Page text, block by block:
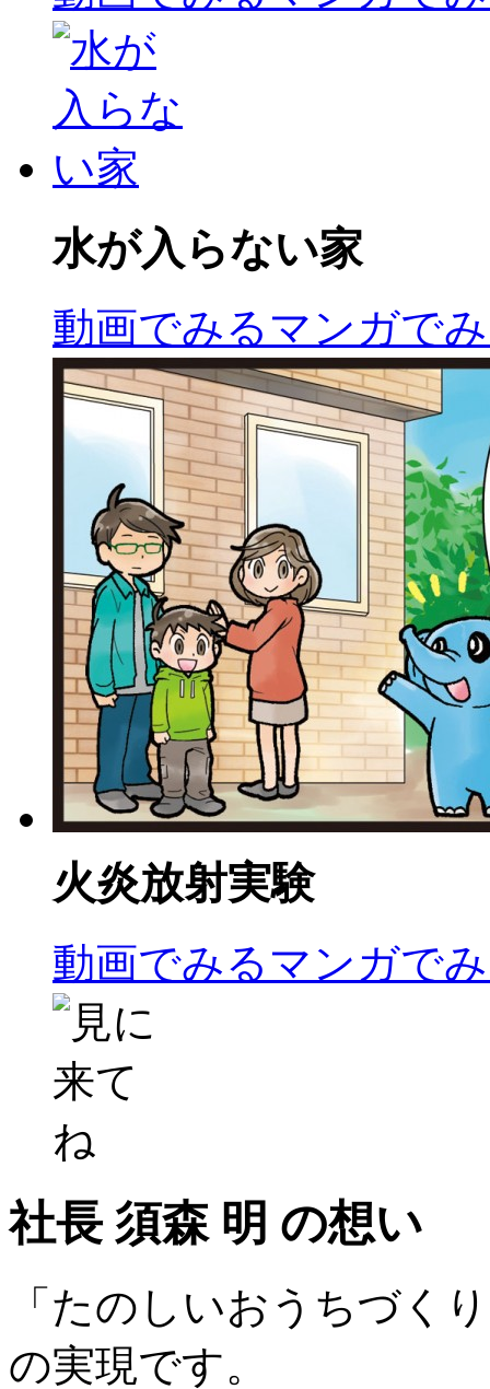
水が入らない家
動画でみる マンガで
火炎放射実験
動画でみる マンガで
社長 須森 明 の想い
「たのしいおうちづく
の実現です。